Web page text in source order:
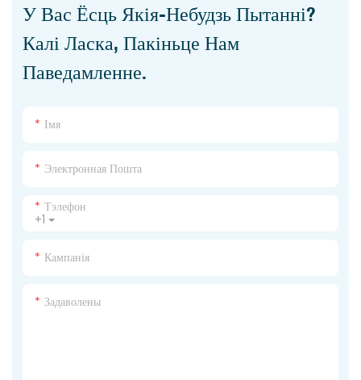
У Вас Ёсць Якія-Небудзь Пытанні?
Калі Ласка, Пакіньце Нам
Паведамленне.
Імя
Электронная Пошта
+1
Тэлефон
Кампанія
Задаволены